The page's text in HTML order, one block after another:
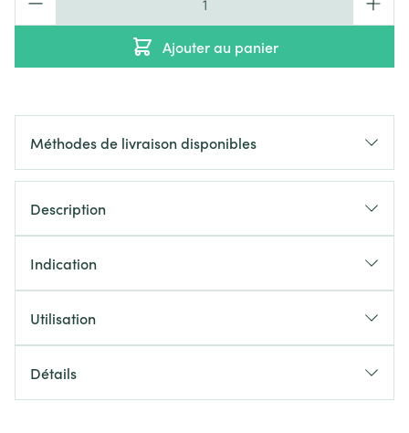
Ajouter au panier
Méthodes de livraison disponibles
Description
Indication
Utilisation
Détails